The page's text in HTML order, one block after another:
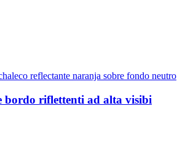
bordo riflettenti ad alta visibi